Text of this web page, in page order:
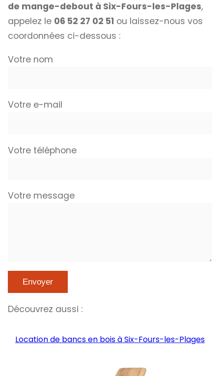
de mange-debout à Six-Fours-les-Plages,
appelez le 06 52 27 02 51 ou laissez-nous vos
coordonnées ci-dessous :
Votre nom
Votre e-mail
Votre téléphone
Votre message
Découvrez aussi :
Location de bancs en bois à Six-Fours-les-Plages